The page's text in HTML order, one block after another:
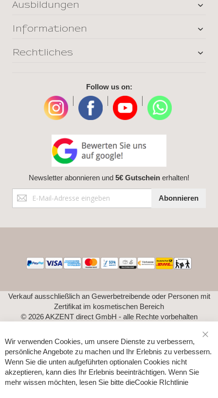
Ausbildungen
Informationen
Rechtliches
Follow us on:
Newsletter abonnieren und 5€ Gutschein erhalten!
Anmeldung
zum
Abonnieren
Verkauf ausschließlich an Gewerbetreibende oder Personen mit
Zertifikat im kosmetischen Bereich
© 2026 AKZENT direct GmbH - alle Rechte vorbehalten
Wir verwenden Cookies, um unsere Dienste zu verbessern,
persönliche Angebote zu machen und Ihr Erlebnis zu verbessern.
Wenn Sie die unten aufgeführten optionalen Cookies nicht
akzeptieren, kann dies Ihr Erlebnis beeinträchtigen. Wenn Sie
mehr wissen möchten, lesen Sie bitte dieCookie RIchtlinie